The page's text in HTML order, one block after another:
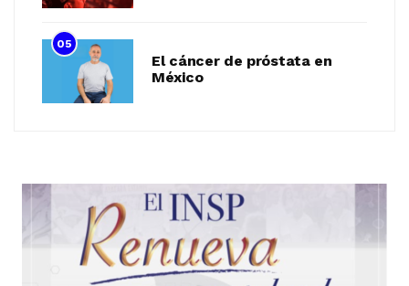
05
El cáncer de próstata en
México